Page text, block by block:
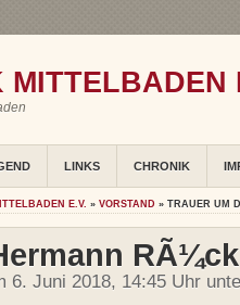
LINKS CHRONIK
E.V. » VORSTAND » TRAUER UM
6. Juni 2018, 14:45 Uhr